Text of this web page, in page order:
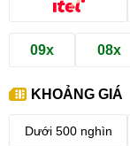
09x 08x
KHOẢNG GIÁ
Dưới 500 nghìn